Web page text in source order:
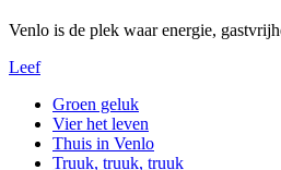
Venlo is de plek waar energie,
Leef
Groen geluk
Vier het leven
Thuis in Venlo
Truuk, truuk, truuk